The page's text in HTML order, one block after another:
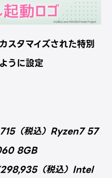
スタマイズされた特別
うに設定
（税込）Ryzen7 57
8GB
（税込）Intel